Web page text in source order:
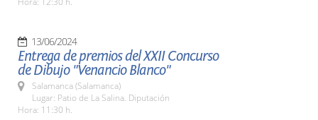
13/06/2024
Entrega de premios del XXII Concurso
de Dibujo "Venancio Blanco"
Salamanca (Salamanca)
Lugar: Patio de La Salina. Diputación
Hora: 11:30 h.